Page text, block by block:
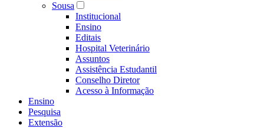
Sousa
Institucional
Ensino
Editais
Hospital Veterinário
Assuntos
Assistência Estudantil
Conselho Diretor
Acesso à Informação
Ensino
Pesquisa
Extensão